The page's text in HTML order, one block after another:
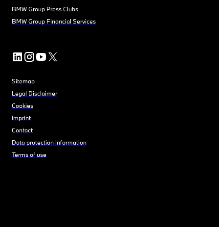
BMW Group Press Clubs
BMW Group Financial Services
Sitemap
Legal Disclaimer
Cookies
Imprint
Contact
Data protection information
Terms of use